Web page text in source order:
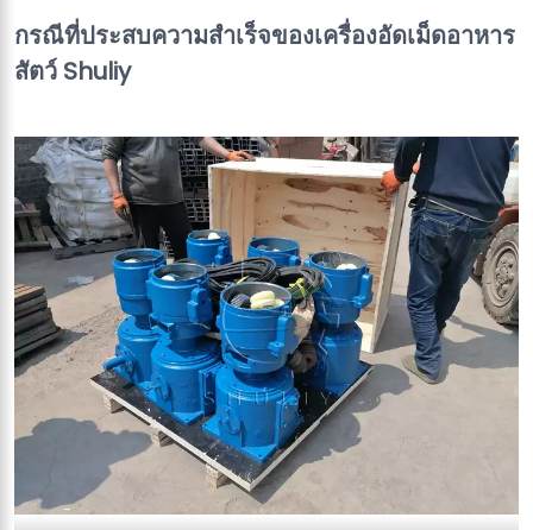
กรณีที่ประสบความสำเร็จของเครื่องอัดเม็ดอาหาร
สัตว์ Shuliy